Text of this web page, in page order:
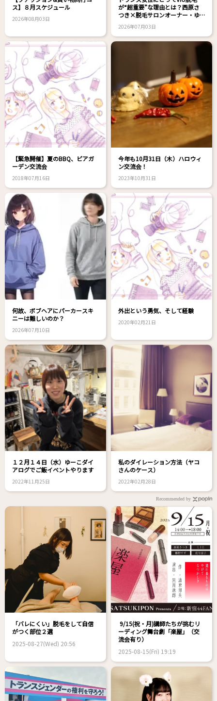
ス】８月スケジュール
2026年08月03日
が“超重要”な理由とは？西原さ
つき×脱毛サロンオーナー・ゆ
2026年07月03日
【緊急開催】夏のBBQ、ビアガ
ーデン交流会
2018年07月16日
今年も10月31日（木）ハロウィ
ン交流会！
2023年10月31日
何故、ボブヘアにパーカースキ
ニーは難しいのか？
2026年07月10日
外出という勇気、そして経験
2020年02月21日
１２月１４日（水）ゆーこダイ
アログでご飯イベントやります
2022年11月25日
私のダイレーション方法（ヤコ
さんのケース）
2022年02月28日
Recommended by
「バレにくい」脱毛をして自信
がつく部位２選
2025-08-27(Wed) 20:56
9/15(祝・月)講師たちが挑むリ
ーディング舞台劇「楽屋」（交
流会有り）
2025-08-15(Fri) 19:19